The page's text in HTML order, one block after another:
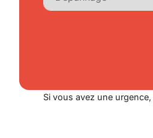
Si vous avez une urgence,